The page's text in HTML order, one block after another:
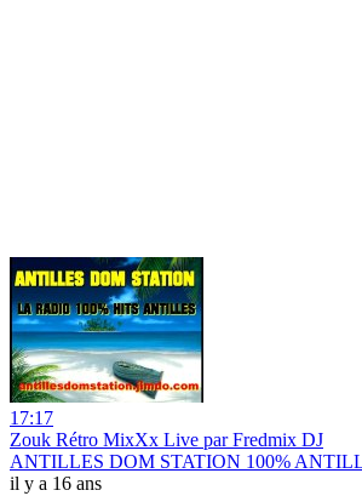
17:17
Zouk Rétro MixXx Live par Fredmix DJ
ANTILLES DOM STATION 100%
il y a 16 ans